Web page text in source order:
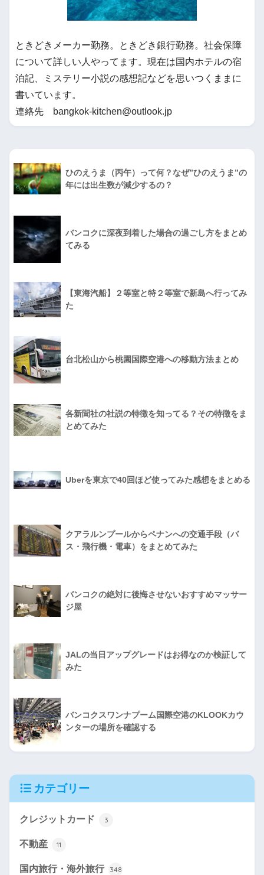
ときどきメーカー勤務。ときどき銀行勤務。社会保障
について詳しい人やってます。現在は国内ホテルの宿
泊記、ミステリー小説の感想記などを思いつくままに
書いています。
連絡先 bangkok-kitchen@outlook.jp
ひのえうま（丙午）って何？なぜ”ひのえうま”の
年には出生数が減少するの？
バンコクに深夜到着した場合の過ごし方をまとめ
てみる
【東海汽船】２等室と特２等室で新島へ行ってみ
た
台北松山から桃園国際空港への移動方法まとめ
各新聞社の社説の特徴を知ってる？その特徴をま
とめてみた
Uberを東京で40回ほど使ってみた感想をまとめる
クアラルンプールからペナンへの交通手段（バ
ス・飛行機・電車）をまとめてみた
バンコクの絶対に後悔させないおすすめマッサー
ジ屋
JALの当日アップグレードはお得なのか検証して
みた
バンコクスワンナプーム国際空港のKLOOKカウ
ンターの場所を確認する
カテゴリー
クレジットカード 3
不動産 11
国内旅行・海外旅行 348